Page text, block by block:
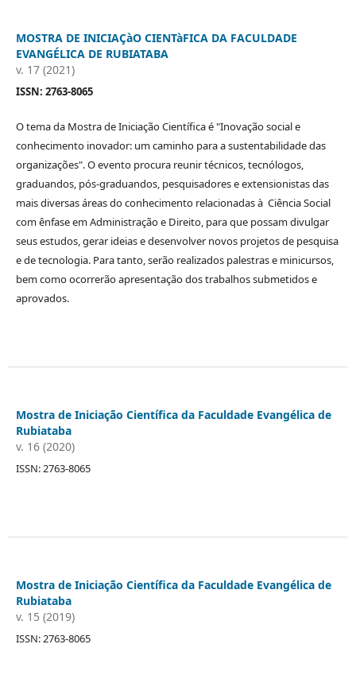
MOSTRA DE INICIAÇàO CIENTàFICA DA FACULDADE
EVANGÉLICA DE RUBIATABA
v. 17 (2021)
ISSN: 2763-8065
O tema da Mostra de Iniciação Científica é "Inovação social e
conhecimento inovador: um caminho para a sustentabilidade das
organizações". O evento procura reunir técnicos, tecnólogos,
graduandos, pós-graduandos, pesquisadores e extensionistas das
mais diversas áreas do conhecimento relacionadas à Ciência Social
com ênfase em Administração e Direito, para que possam divulgar
seus estudos, gerar ideias e desenvolver novos projetos de pesquisa
e de tecnologia. Para tanto, serão realizados palestras e minicursos,
bem como ocorrerão apresentação dos trabalhos submetidos e
aprovados.
Mostra de Iniciação Científica da Faculdade Evangélica de
Rubiataba
v. 16 (2020)
ISSN: 2763-8065
Mostra de Iniciação Científica da Faculdade Evangélica de
Rubiataba
v. 15 (2019)
ISSN: 2763-8065